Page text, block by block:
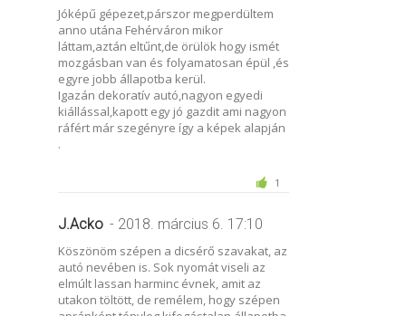
Jóképű gépezet,párszor megperdültem
anno utána Fehérváron mikor
láttam,aztán eltűnt,de örülök hogy ismét
mozgásban van és folyamatosan épül ,és
egyre jobb állapotba kerül.
Igazán dekoratív autó,nagyon egyedi
kiállással,kapott egy jó gazdit ami nagyon
ráfért már szegényre így a képek alapján
.
1
J.Acko - 2018. március 6. 17:10
Köszönöm szépen a dicsérő szavakat, az
autó nevében is. Sok nyomát viseli az
elmúlt lassan harminc évnek, amit az
utakon töltött, de remélem, hogy szépen